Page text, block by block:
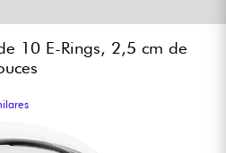
10 E-Rings, 2,5 cm de